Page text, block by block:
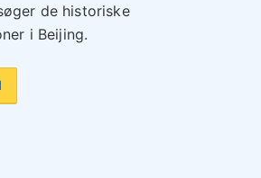
de historiske
i Beijing.